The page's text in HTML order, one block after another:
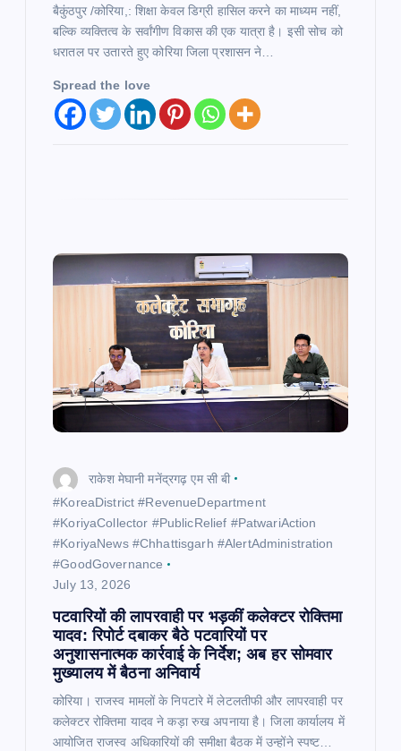
बैकुंठपुर /कोरिया,: शिक्षा केवल डिग्री हासिल करने का माध्यम नहीं,
बल्कि व्यक्तित्व के सर्वांगीण विकास की एक यात्रा है। इसी सोच को
धरातल पर उतारते हुए कोरिया जिला प्रशासन ने…
Spread the love
राकेश मेघानी मनेंद्रगढ़ एम सी बी
​#KoreaDistrict #RevenueDepartment
#KoriyaCollector #PublicRelief #PatwariAction
#KoriyaNews #Chhattisgarh #AlertAdministration
#GoodGovernance
July 13, 2026
पटवारियों की लापरवाही पर भड़कीं कलेक्टर रोक्तिमा
यादव: रिपोर्ट दबाकर बैठे पटवारियों पर
अनुशासनात्मक कार्रवाई के निर्देश; अब हर सोमवार
मुख्यालय में बैठना अनिवार्य
कोरिया। राजस्व मामलों के निपटारे में लेटलतीफी और लापरवाही पर
कलेक्टर रोक्तिमा यादव ने कड़ा रुख अपनाया है। जिला कार्यालय में
आयोजित राजस्व अधिकारियों की समीक्षा बैठक में उन्होंने स्पष्ट…